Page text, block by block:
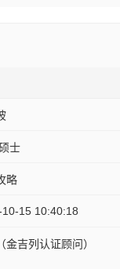
士
略
10-15 10:40:18
（金吉列认证顾问）